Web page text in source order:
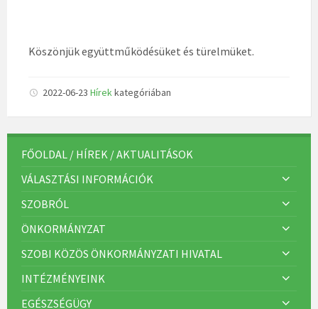
Köszönjük együttműködésüket és türelmüket.
2022-06-23 Hírekkategóriában
FŐOLDAL / HÍREK / AKTUALITÁSOK
VÁLASZTÁSI INFORMÁCIÓK
SZOBRÓL
ÖNKORMÁNYZAT
SZOBI KÖZÖS ÖNKORMÁNYZATI HIVATAL
INTÉZMÉNYEINK
EGÉSZSÉGÜGY